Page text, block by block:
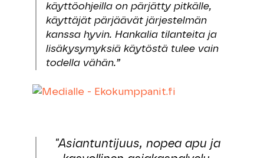
käyttöohjeilla on pärjätty pitkälle,
käyttäjät pärjäävät järjestelmän
kanssa hyvin. Hankalia tilanteita ja
lisäkysymyksiä käytöstä tulee vain
todella vähän.”
"Asiantuntijuus, nopea apu ja